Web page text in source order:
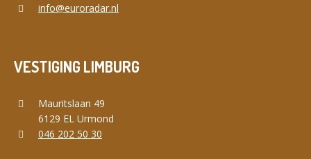
info@euroradar.nl
VESTIGING LIMBURG
Mauritslaan 49
6129 EL Urmond
046 202 50 30